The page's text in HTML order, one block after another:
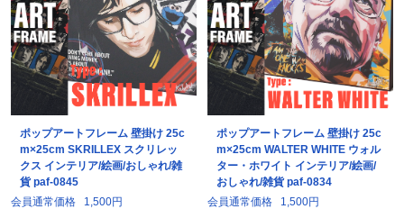
ポップアートフレーム 壁掛け 25c
m×25cm SKRILLEX スクリレッ
クス インテリア/絵画/おしゃれ/雑
貨 paf-0845
会員通常価格
1,500円
ポップアートフレーム 壁掛け 25c
m×25cm WALTER WHITE ウォル
ター・ホワイト インテリア/絵画/
おしゃれ/雑貨 paf-0834
会員通常価格
1,500円